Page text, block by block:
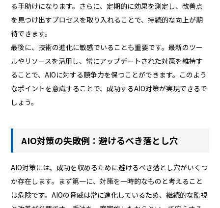
る手助けになります。さらに、定期的に効果を測定し、改善点
を見つけ出すプロセスを取り入れることで、持続的な向上が期
待できます。
最後に、技術の進化に敏感でいることも重要です。最新のツー
ルやリソースを活用し、常にアップデートされた対策を維持す
ることで、AIOに対する競争力を保つことができます。このよう
なポイントを意識することで、成功するAIO対策が実現できるで
しょう。
AIO対策の失敗例：避けるべき落とし穴
AIO対策には、成功を収めるために避けるべき落とし穴がいくつ
か存在します。まず第一に、対策を一時的なものと考えること
は危険です。AIOの脅威は常に進化しているため、継続的な監視